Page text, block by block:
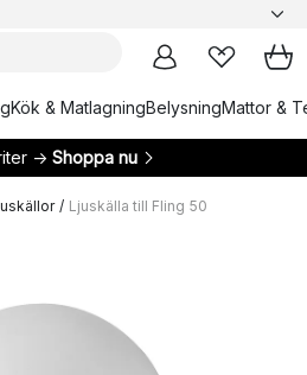
Kök & MatlagningBelysningMattor &
→ Shoppa nu
/ Ljuskälla till Fling 50